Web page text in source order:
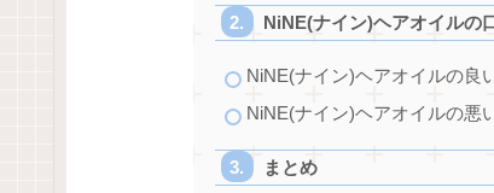
NiNE(ナイン)ヘアオイルの
NiNE(ナイン)ヘアオイルの良
NiNE(ナイン)ヘアオイルの悪
まとめ